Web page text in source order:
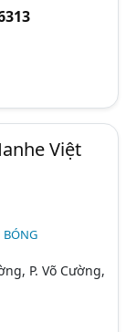
Việt
BÓNG
P. Võ Cường,